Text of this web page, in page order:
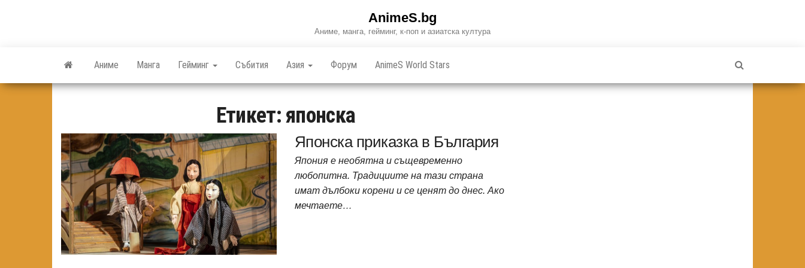
AnimeS.bg
Аниме, манга, гейминг, к-поп и азиатска култура
Аниме Манга Гейминг Събития Азия Форум AnimeS World Stars
Етикет:японска
Японска приказка в България
Япония е необятна и същевременно
любопитна. Традициите на тази страна
имат дълбоки корени и се ценят до днес. Ако
мечтаете…